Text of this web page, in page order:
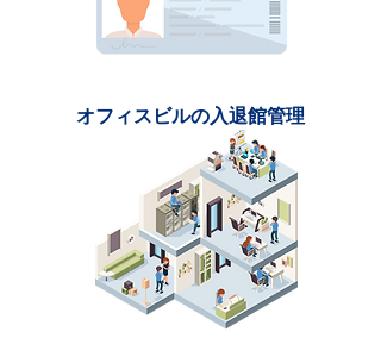
オフィスビルの入退館管理